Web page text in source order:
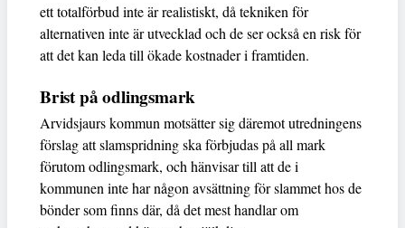
ett totalförbud inte är realistiskt, då tekniken för
alternativen inte är utvecklad och de ser också en risk för
att det kan leda till ökade kostnader i framtiden.
Brist på odlingsmark
Arvidsjaurs kommun motsätter sig däremot utredningens
förslag att slamspridning ska förbjudas på all mark
förutom odlingsmark, och hänvisar till att de i
kommunen inte har någon avsättning för slammet hos de
bönder som finns där, då det mest handlar om